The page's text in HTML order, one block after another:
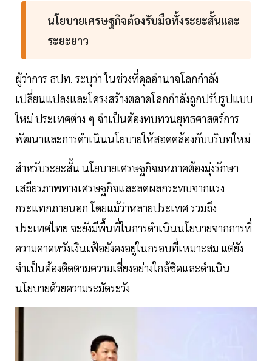
นโยบายเศรษฐกิจต้องรับมือทั้งระยะสั้นและ
ระยะยาว
ผู้ว่าการ ธปท. ระบุว่า ในช่วงที่ดุลอำนาจโลกกำลัง
เปลี่ยนแปลงและโครงสร้างตลาดโลกกำลังถูกปรับรูปแบบ
ใหม่ ประเทศต่าง ๆ จำเป็นต้องทบทวนยุทธศาสตร์การ
พัฒนาและการดำเนินนโยบายให้สอดคล้องกับบริบทใหม่
สำหรับระยะสั้น นโยบายเศรษฐกิจมหภาคต้องมุ่งรักษา
เสถียรภาพทางเศรษฐกิจและลดผลกระทบจากแรง
กระแทกภายนอก โดยแม้ว่าหลายประเทศ รวมถึง
ประเทศไทย จะยังมีพื้นที่ในการดำเนินนโยบายจากการที่
ความคาดหวังเงินเฟ้อยังคงอยู่ในกรอบที่เหมาะสม แต่ยัง
จำเป็นต้องติดตามความเสี่ยงอย่างใกล้ชิดและดำเนิน
นโยบายด้วยความระมัดระวัง